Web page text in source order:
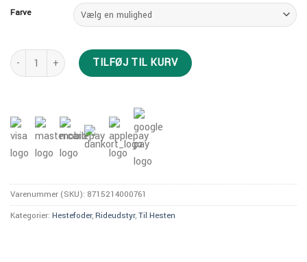
Farve
Havens Cool Mix antalTILFØJ TIL KURV
Varenummer (SKU): 8715214000761
Kategorier: Hestefoder,Rideudstyr,Til Hesten